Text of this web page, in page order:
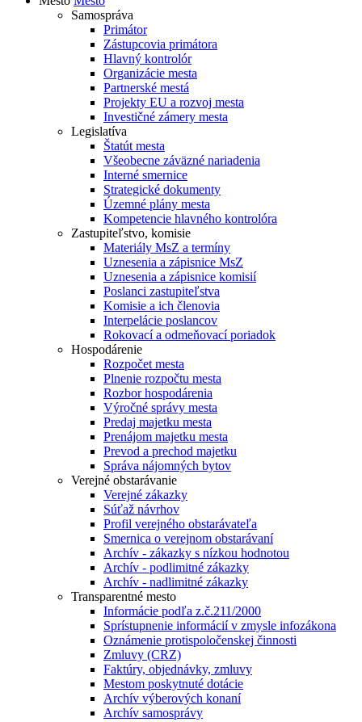
Samospráva
Primátor
Zástupcovia primátora
Hlavný kontrolór
Organizácie mesta
Partnerské mestá
Projekty EU a rozvoj mesta
Investičné zámery mesta
Legislatíva
Štatút mesta
Všeobecne záväzné nariadenia
Interné smernice
Strategické dokumenty
Územné plány mesta
Kompetencie hlavného kontrolóra
Zastupiteľstvo, komisie
Materiály MsZ a termíny
Uznesenia a zápisnice MsZ
Uznesenia a zápisnice komisií
Poslanci zastupiteľstva
Komisie a ich členovia
Interpelácie poslancov
Rokovací a odmeňovací poriadok
Hospodárenie
Rozpočet mesta
Plnenie rozpočtu mesta
Rozbor hospodárenia
Výročné správy mesta
Predaj majetku mesta
Prenájom majetku mesta
Prevod a prechod majetku
Správa nájomných bytov
Verejné obstarávanie
Verejné zákazky
Súťaž návrhov
Profil verejného obstarávateľa
Smernica o verejnom obstarávaní
Archív - zákazky s nízkou hodnotou
Archív - podlimitné zákazky
Archív - nadlimitné zákazky
Transparentné mesto
Informácie podľa z.č.211/2000
Sprístupnenie informácií v zmysle infozákona
Oznámenie protispoločenskej činnosti
Zmluvy (CRZ)
Faktúry, objednávky, zmluvy
Mestom poskytnuté dotácie
Archív výberových konaní
Archív samosprávy